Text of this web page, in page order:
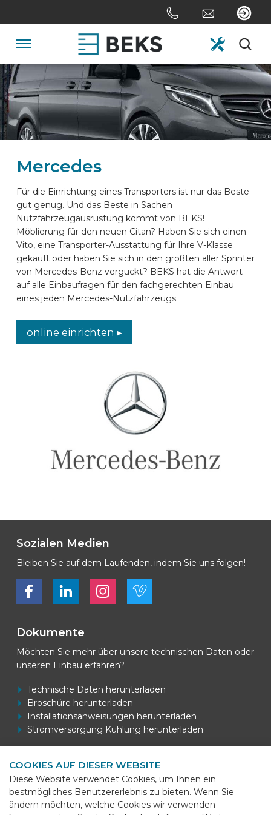
to
content
Jump
to
the
navigation
HOME
ÜBER UNS
SYSTEME
ANPASSUNG
SEKTOREN
AUTOMARKEN
KONTAKT
Mercedes
Für die Einrichtung eines Transporters ist nur das Beste
gut genug. Und das Beste in Sachen
Nutzfahrzeugausrüstung kommt von BEKS!
Möblierung für den neuen Citan? Haben Sie sich einen
Vito, eine Transporter-Ausstattung für Ihre V-Klasse
gekauft oder haben Sie sich in den größten aller Sprinter
von Mercedes-Benz verguckt? BEKS hat die Antwort
auf alle Einbaufragen für den fachgerechten Einbau
eines jeden Mercedes-Nutzfahrzeugs.
online einrichten ▸
Sozialen Medien
Bleiben Sie auf dem Laufenden, indem Sie uns folgen!
Bekijk ons op FacebookBekijk ons op LinkedInBekijk ons op LinkedInBekijk ons op Vimeo
Dokumente
Möchten Sie mehr über unsere technischen Daten oder
unseren Einbau erfahren?
Technische Daten herunterladen
Broschüre herunterladen
Installationsanweisungen herunterladen
Stromversorgung Kühlung herunterladen
Kontaktdaten
BEKS Systems
Meerheide 58
COOKIES AUF DIESER WEBSITE
Diese Website verwendet Cookies, um Ihnen ein
bestmögliches Benutzererlebnis zu bieten. Wenn Sie
ändern möchten, welche Cookies wir verwenden